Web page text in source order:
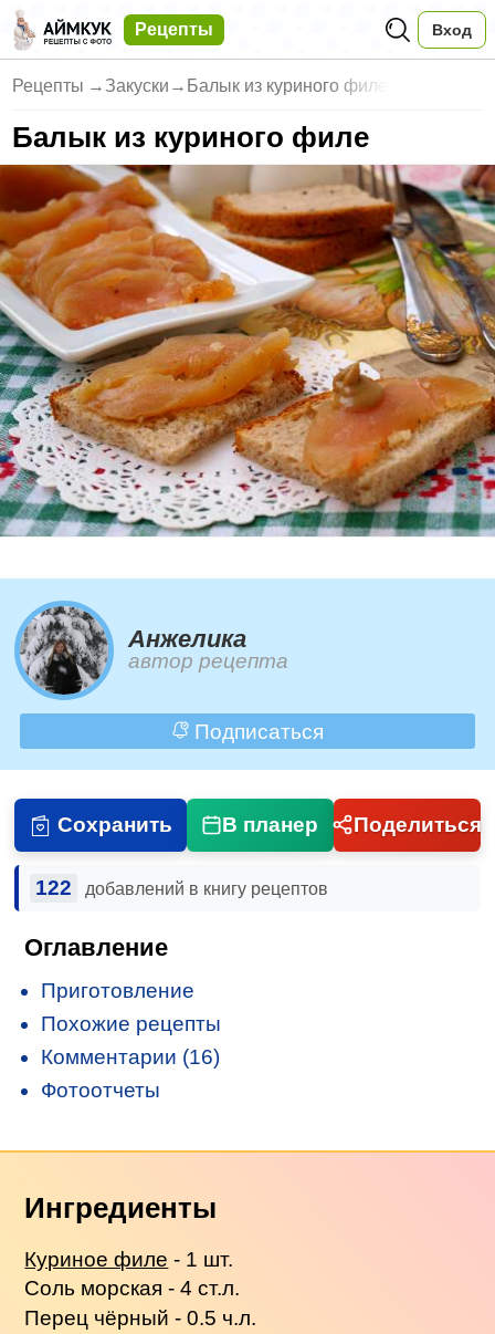
Рецепты Вход
Рецепты → Закуски → Балык из куриного филе
Балык из куриного филе
Анжелика
автор рецепта
Подписаться
Сохранить В планер Поделиться
122 добавлений в книгу рецептов
Оглавление
Приготовление
Похожие рецепты
Комментарии (16)
Фотоотчеты
Ингредиенты
Куриное филе - 1 шт.
Соль морская - 4 ст.л.
Перец чёрный - 0.5 ч.л.